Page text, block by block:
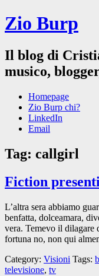
Zio Burp
Il blog di
musico,
Homepage
Zio Burp chi?
LinkedIn
Email
Tag: callgirl
Fiction
L’altra sera abbiamo
benfatta, dolceamara,
vera. Temevo il dilagare
fortuna no, non qui
Category: Visioni Tags:
televisione, tv